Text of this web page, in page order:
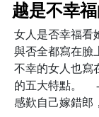
越是不幸
女人是否幸福看
與否全都寫在臉
不幸的女人也寫
的五大特點。 -
感歎自己嫁錯郎